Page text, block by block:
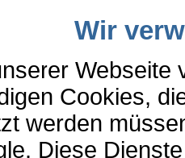
Wir
Webseite
Cookies,
werden
Diese